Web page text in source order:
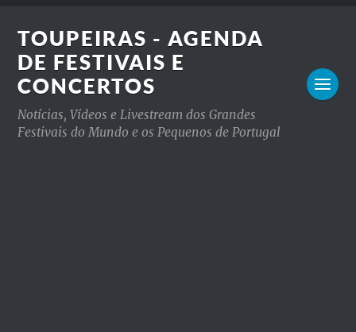
TOUPEIRAS - AGENDA
DE FESTIVAIS E
CONCERTOS
Notícias, Vídeos e Livestream dos Grandes
Festivais do Mundo e os Pequenos de Portugal